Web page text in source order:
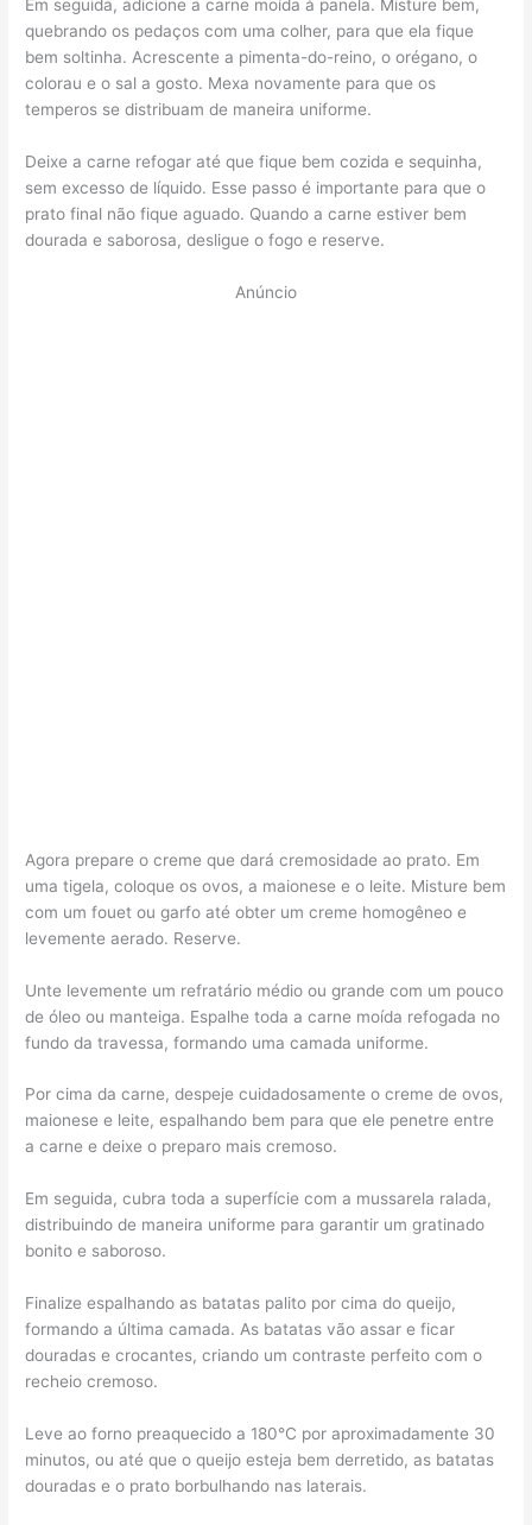
Em seguida, adicione a carne moída à panela. Misture bem,
quebrando os pedaços com uma colher, para que ela fique
bem soltinha. Acrescente a pimenta-do-reino, o orégano, o
colorau e o sal a gosto. Mexa novamente para que os
temperos se distribuam de maneira uniforme.
Deixe a carne refogar até que fique bem cozida e sequinha,
sem excesso de líquido. Esse passo é importante para que o
prato final não fique aguado. Quando a carne estiver bem
dourada e saborosa, desligue o fogo e reserve.
Anúncio
Agora prepare o creme que dará cremosidade ao prato. Em
uma tigela, coloque os ovos, a maionese e o leite. Misture bem
com um fouet ou garfo até obter um creme homogêneo e
levemente aerado. Reserve.
Unte levemente um refratário médio ou grande com um pouco
de óleo ou manteiga. Espalhe toda a carne moída refogada no
fundo da travessa, formando uma camada uniforme.
Por cima da carne, despeje cuidadosamente o creme de ovos,
maionese e leite, espalhando bem para que ele penetre entre
a carne e deixe o preparo mais cremoso.
Em seguida, cubra toda a superfície com a mussarela ralada,
distribuindo de maneira uniforme para garantir um gratinado
bonito e saboroso.
Finalize espalhando as batatas palito por cima do queijo,
formando a última camada. As batatas vão assar e ficar
douradas e crocantes, criando um contraste perfeito com o
recheio cremoso.
Leve ao forno preaquecido a 180°C por aproximadamente 30
minutos, ou até que o queijo esteja bem derretido, as batatas
douradas e o prato borbulhando nas laterais.